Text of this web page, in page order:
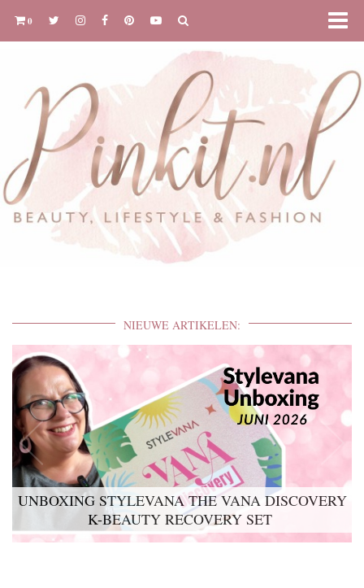
0
NIEUWE ARTIKELEN:
UNBOXING STYLEVANA THE VANA DISCOVERY
K-BEAUTY RECOVERY SET